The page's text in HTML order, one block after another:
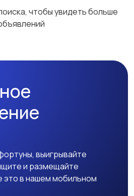
чтобы увидеть больше
выигрывайте
и размещайте
это в нашем мобильном